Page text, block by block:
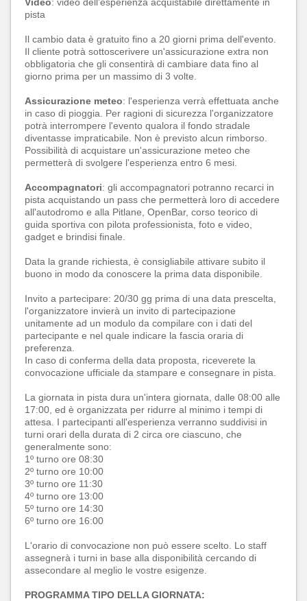
pista
Il cambio data è gratuito fino a 20 giorni prima dell'evento.
Il cliente potrà sottoscerivere un'assicurazione extra non
obbligatoria che gli consentirà di cambiare data fino al
giorno prima per un massimo di 3 volte.
Assicurazione meteo: l'esperienza verrà effettuata anche
in caso di pioggia. Per ragioni di sicurezza l'organizzatore
potrà interrompere l'evento qualora il fondo stradale
diventasse impraticabile. Non è previsto alcun rimborso.
Possibilità di acquistare un'assicurazione meteo che
permetterà di svolgere l'esperienza entro 6 mesi.
Accompagnatori: gli accompagnatori potranno recarci in
pista acquistando un pass che permetterà loro di accedere
all'autodromo e alla Pitlane, OpenBar, corso teorico di
guida sportiva con pilota professionista, foto e video,
gadget e brindisi finale.
Data la grande richiesta, è consigliabile attivare subito il
buono in modo da conoscere la prima data disponibile.
Invito a partecipare: 20/30 gg prima di una data prescelta,
l'organizzatore invierà un invito di partecipazione
unitamente ad un modulo da compilare con i dati del
partecipante e nel quale indicare la fascia oraria di
preferenza.
In caso di conferma della data proposta, riceverete la
convocazione ufficiale da stampare e consegnare in pista.
La giornata in pista dura un'intera giornata, dalle 08:00 alle
17:00, ed è organizzata per ridurre al minimo i tempi di
attesa. I partecipanti all'esperienza verranno suddivisi in
turni orari della durata di 2 circa ore ciascuno, che
generalmente sono:
1º turno ore 08:30
2º turno ore 10:00
3º turno ore 11:30
4º turno ore 13:00
5º turno ore 14:30
6º turno ore 16:00
L'orario di convocazione non può essere scelto. Lo staff
assegnerà i turni in base alla disponibilità cercando di
assecondare al meglio le vostre esigenze.
PROGRAMMA TIPO DELLA GIORNATA: